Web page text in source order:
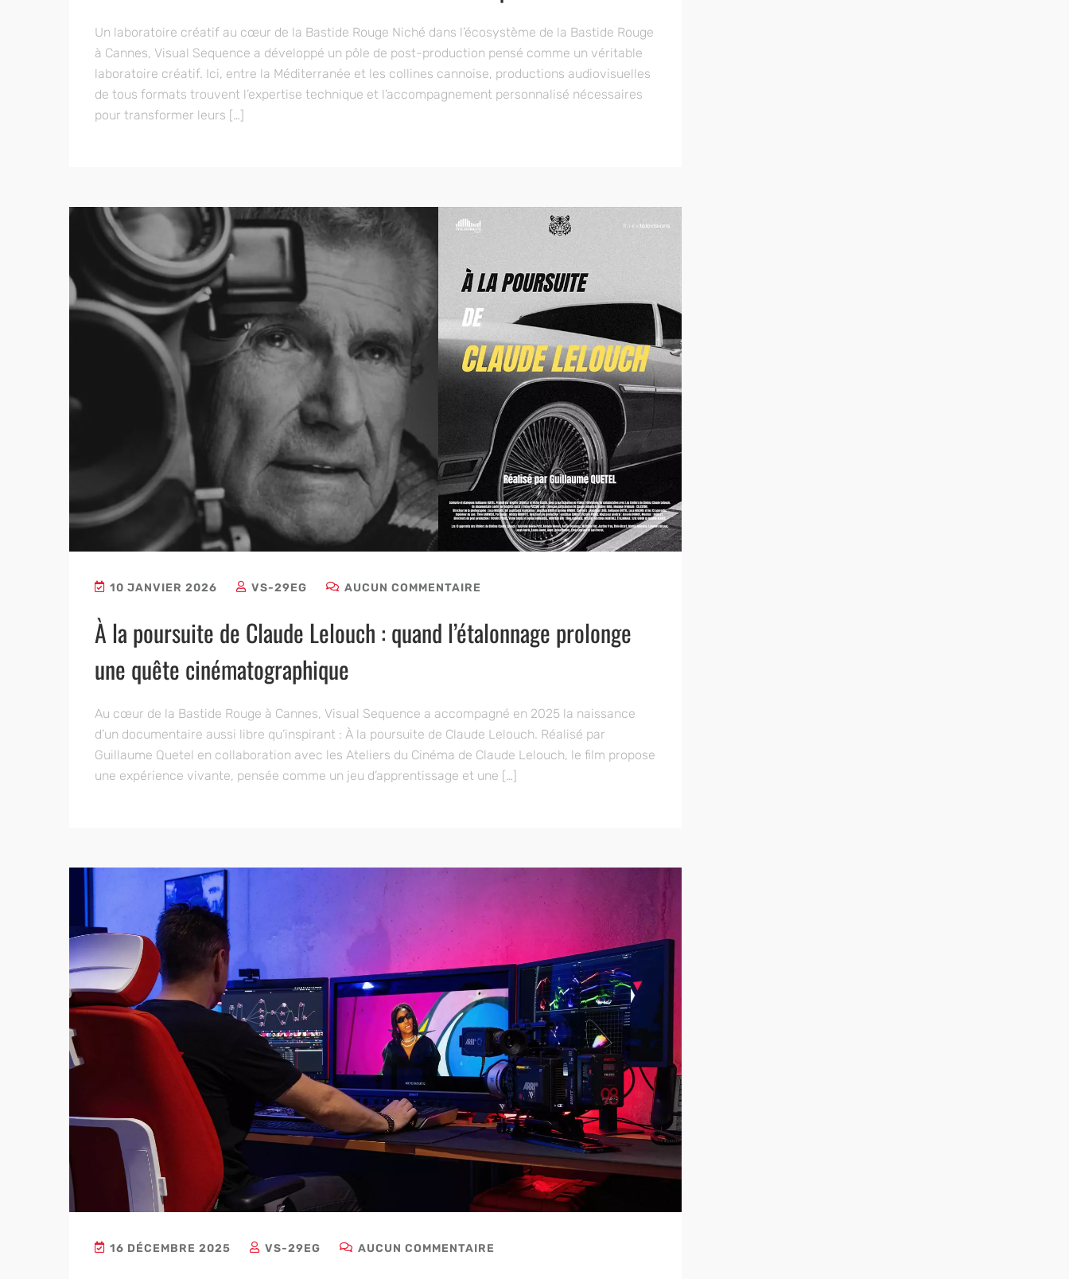
Un laboratoire créatif au cœur de la Bastide Rouge Niché dans l’écosystème de la Bastide Rouge
à Cannes, Visual Sequence a développé un pôle de post-production pensé comme un véritable
laboratoire créatif. Ici, entre la Méditerranée et les collines cannoise, productions audiovisuelles
de tous formats trouvent l’expertise technique et l’accompagnement personnalisé nécessaires
pour transformer leurs […]
10 JANVIER 2026 VS-29EG AUCUN COMMENTAIRE
À la poursuite de Claude Lelouch : quand l’étalonnage prolonge
une quête cinématographique
Au cœur de la Bastide Rouge à Cannes, Visual Sequence a accompagné en 2025 la naissance
d’un documentaire aussi libre qu’inspirant : À la poursuite de Claude Lelouch. Réalisé par
Guillaume Quetel en collaboration avec les Ateliers du Cinéma de Claude Lelouch, le film propose
une expérience vivante, pensée comme un jeu d’apprentissage et une […]
16 DÉCEMBRE 2025 VS-29EG AUCUN COMMENTAIRE